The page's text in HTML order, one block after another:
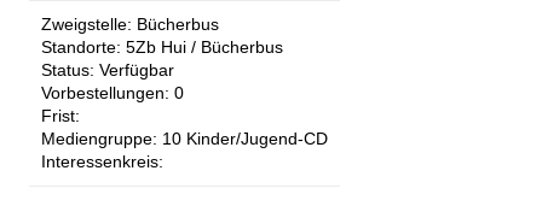
Zweigstelle: Bücherbus
Standorte: 5Zb Hui / Bücherbus
Status: Verfügbar
Vorbestellungen: 0
Frist:
Mediengruppe: 10 Kinder/Jugend-CD
Interessenkreis: